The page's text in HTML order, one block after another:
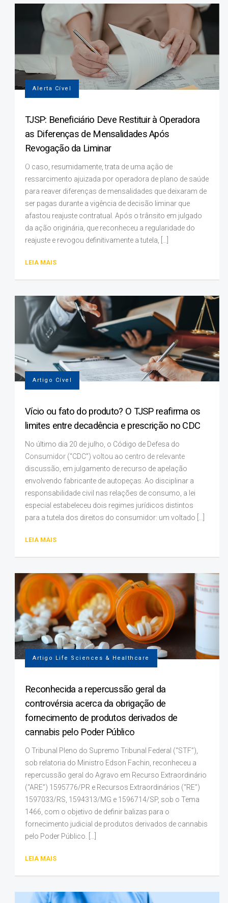
Alerta Cível
TJSP: Beneficiário Deve Restituir à Operadora
as Diferenças de Mensalidades Após
Revogação da Liminar
O caso, resumidamente, trata de uma ação de
ressarcimento ajuizada por operadora de plano de saúde
para reaver diferenças de mensalidades que deixaram de
ser pagas durante a vigência de decisão liminar que
afastou reajuste contratual. Após o trânsito em julgado
da ação originária, que reconheceu a regularidade do
reajuste e revogou definitivamente a tutela, […]
LEIA MAIS
Artigo Cível
Vício ou fato do produto? O TJSP reafirma os
limites entre decadência e prescrição no CDC
No último dia 20 de julho, o Código de Defesa do
Consumidor (“CDC”) voltou ao centro de relevante
discussão, em julgamento de recurso de apelação
envolvendo fabricante de autopeças. Ao disciplinar a
responsabilidade civil nas relações de consumo, a lei
especial estabeleceu dois regimes jurídicos distintos
para a tutela dos direitos do consumidor: um voltado […]
LEIA MAIS
Artigo Life Sciences & Healthcare
Reconhecida a repercussão geral da
controvérsia acerca da obrigação de
fornecimento de produtos derivados de
cannabis pelo Poder Público
O Tribunal Pleno do Supremo Tribunal Federal (“STF”),
sob relatoria do Ministro Edson Fachin, reconheceu a
repercussão geral do Agravo em Recurso Extraordinário
(“ARE”) 1595776/PR e Recursos Extraordinários (“RE”)
1597033/RS, 1594313/MG e 1596714/SP, sob o Tema
1466, com o objetivo de definir balizas para o
fornecimento judicial de produtos derivados de cannabis
pelo Poder Público. […]
LEIA MAIS